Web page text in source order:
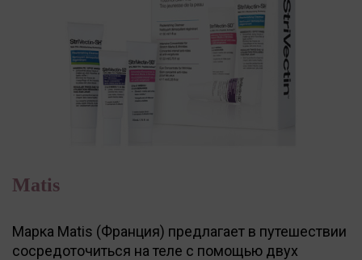
Matis
Марка Matis (Франция) предлагает в путешествии
сосредоточиться на теле с помощью двух